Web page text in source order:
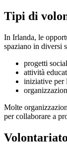
Tipi di
In Irlanda, le
spaziano in diversi
progetti
attività
iniziative per
Molte
per collaborare a